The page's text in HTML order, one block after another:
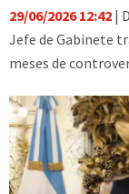
29/06/2026 12:42 |
Jefe de Gabinete
meses de